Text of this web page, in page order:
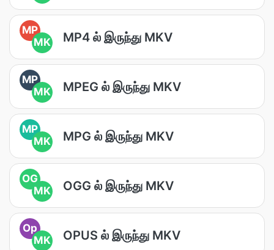
MP
MK
MP4 ல் இருந்து MKV
MP
MK
MPEG ல் இருந்து MKV
MP
MK
MPG ல் இருந்து MKV
OG
MK
OGG ல் இருந்து MKV
Op
MK
OPUS ல் இருந்து MKV